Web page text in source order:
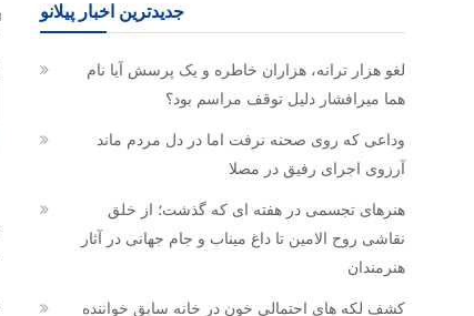
جدیدترین اخبار پیلانو
لغو هزار ترانه، هزاران خاطره و یک پرسش آیا نام
هما میرافشار دلیل توقف مراسم بود؟
وداعی که روی صحنه نرفت اما در دل مردم ماند
آرزوی اجرای رفیق در مصلا
هنرهای تجسمی در هفته ای که گذشت؛ از خلق
نقاشی روح الامین تا داغ میناب و جام جهانی در آثار
هنرمندان
کشف لکه های احتمالی خون در خانه سابق خواننده